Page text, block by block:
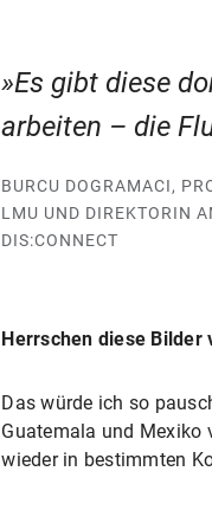
Es gibt diese
arbeiten – die
BURCU DOGRAMACI,
LMU UND DIREKTORIN
DIS:CONNECT
Herrschen diese Bilder
Das würde ich so
Guatemala und Mexiko
wieder in bestimmten